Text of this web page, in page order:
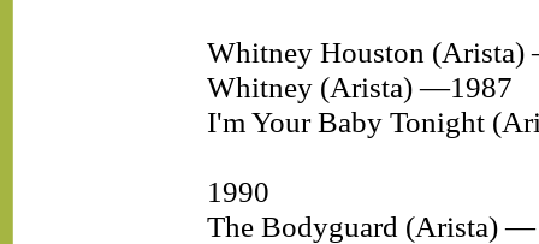
Whitney Houston
Whitney (Arista) —1987
I'm Your Baby Tonight
1990
The Bodyguard (Arista) —